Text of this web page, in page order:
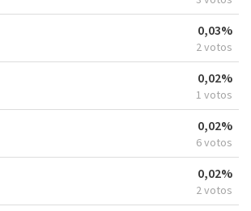
0,03%
2 votos
0,02%
1 votos
0,02%
6 votos
0,02%
2 votos